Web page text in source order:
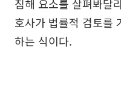
침해 요소를 살펴봐달
호사가 법률적 검토를
하는 식이다.